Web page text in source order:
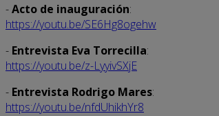
-Acto de inauguración:
https://youtu.be/SE6Hg8ogehw
- Entrevista Eva Torrecilla:
https://youtu.be/z-LyyivSXjE
- Entrevista Rodrigo Mares:
https://youtu.be/nfdUhikhYr8